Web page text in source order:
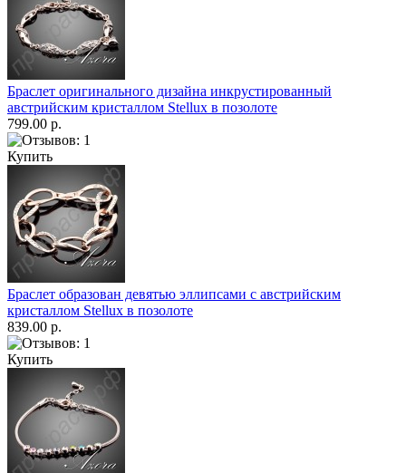
Браслет оригинального дизайна инкрустированный
австрийским кристаллом Stellux в позолоте
799.00 р.
Купить
Браслет образован девятью эллипсами с австрийским
кристаллом Stellux в позолоте
839.00 р.
Купить